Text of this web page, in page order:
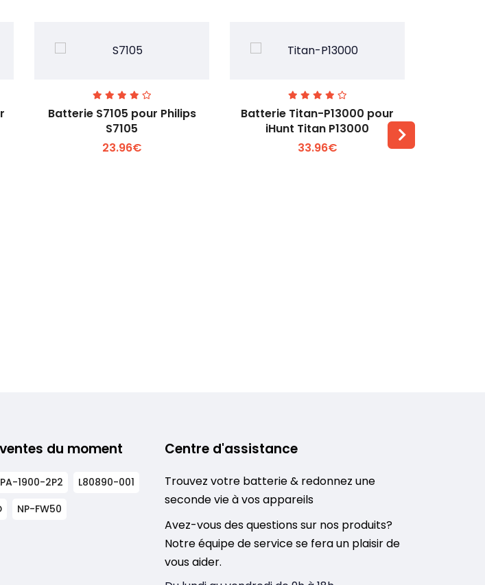
Voir plus +
Batterie S7105 pour Philips
S7105
23.96€
Voir plus +
Batterie Titan-P13000 pour
iHunt Titan P13000
33.96€
du moment
PA-1900-2P2
L80890-001
NP-FW50
Centre d'assistance
Trouvez votre batterie & redonnez une
seconde vie à vos appareils
Avez-vous des questions sur nos produits?
Notre équipe de service se fera un plaisir de
vous aider.